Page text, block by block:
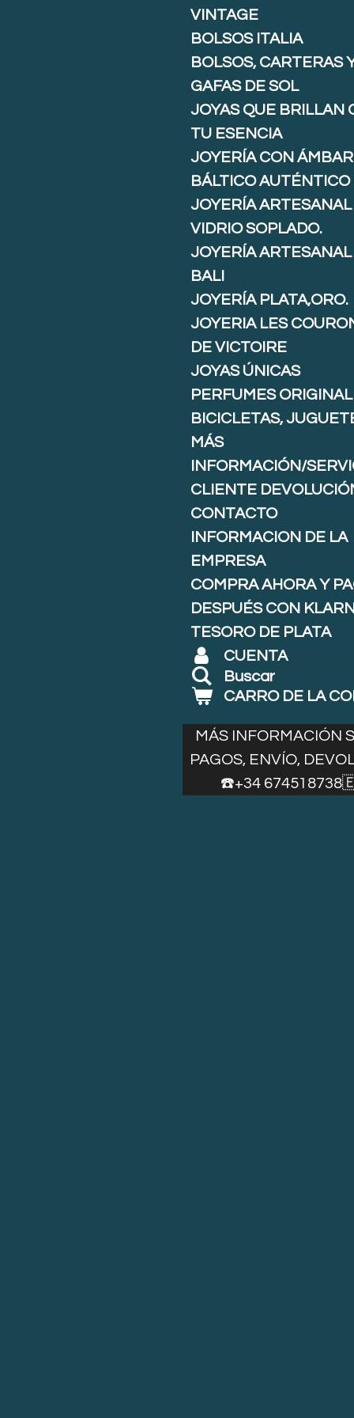
VINTAGE
BOLSOS ITALIA
BOLSOS, CARTERAS
GAFAS DE SOL
JOYAS QUE BRILLAN
TU ESENCIA
JOYERÍA CON ÁMBAR
BÁLTICO AUTÉNTICO
JOYERÍA ARTESANAL
VIDRIO SOPLADO.
JOYERÍA ARTESANAL
BALI
JOYERÍA PLATA,ORO.
JOYERIA LES
DE VICTOIRE
JOYAS ÚNICAS
PERFUMES
BICICLETAS,
MÁS
INFORMACIÓN/
CLIENTE
CONTACTO
INFORMACION DE LA
EMPRESA
COMPRA AHORA Y
DESPUÉS CON
TESORO DE PLATA
CUENTA
Buscar
CARRO DE LA
MÁS INFORMACIÓN
PAGOS, ENVÍO,
☎️+34